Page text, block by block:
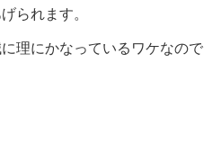
られます。
理にかなっているワケなので